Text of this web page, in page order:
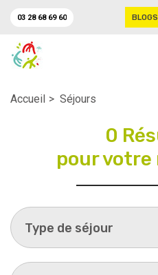
03 28 68 69 60 BLOGS
Accueil Séjours
0
pour
Type de séjour